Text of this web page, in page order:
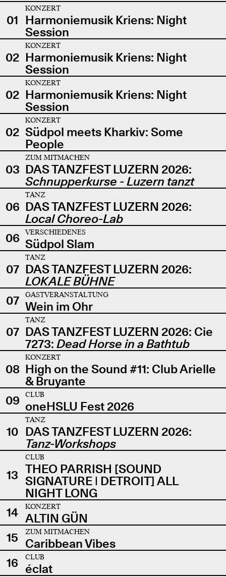
01
KONZERT
Harmoniemusik Kriens: Night
Session
02
KONZERT
Harmoniemusik Kriens: Night
Session
02
KONZERT
Harmoniemusik Kriens: Night
Session
02
KONZERT
Südpol meets Kharkiv: Some
People
03
ZUM MITMACHEN
DAS TANZFEST LUZERN 2026:
Schnupperkurse - Luzern tanzt
06
TANZ
DAS TANZFEST LUZERN 2026:
Local Choreo-Lab
06
VERSCHIEDENES
Südpol Slam
07
TANZ
DAS TANZFEST LUZERN 2026:
LOKALE BÜHNE
07
GASTVERANSTALTUNG
Wein im Ohr
07
TANZ
DAS TANZFEST LUZERN 2026: Cie
7273: Dead Horse in a Bathtub
08
KONZERT
High on the Sound #11: Club Arielle
& Bruyante
09
CLUB
oneHSLU Fest 2026
10
TANZ
DAS TANZFEST LUZERN 2026:
Tanz-Workshops
13
CLUB
THEO PARRISH [SOUND
SIGNATURE | DETROIT] ALL
NIGHT LONG
14
KONZERT
ALTIN GÜN
15
ZUM MITMACHEN
Caribbean Vibes
16
CLUB
éclat